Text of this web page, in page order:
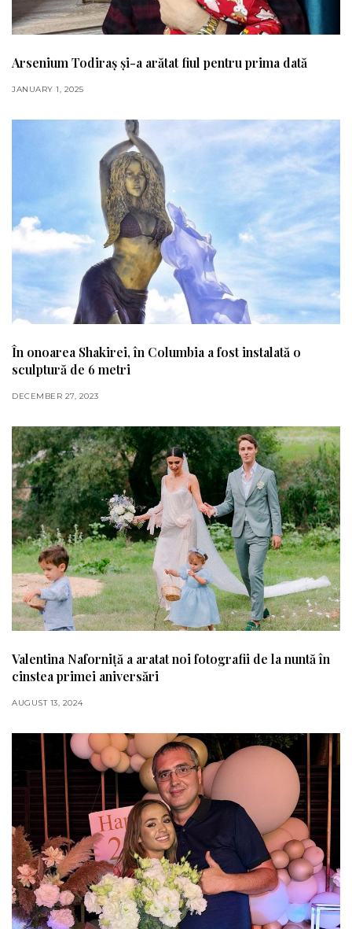
Arsenium Todiraș și-a arătat fiul pentru prima dată
JANUARY 1, 2025
În onoarea Shakirei, în Columbia a fost instalată o
sculptură de 6 metri
DECEMBER 27, 2023
Valentina Naforniță a aratat noi fotografii de la nuntă în
cinstea primei aniversări
AUGUST 13, 2024